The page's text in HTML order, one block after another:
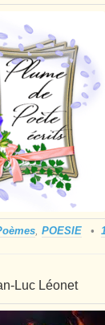
POESIE
Luc Léonet